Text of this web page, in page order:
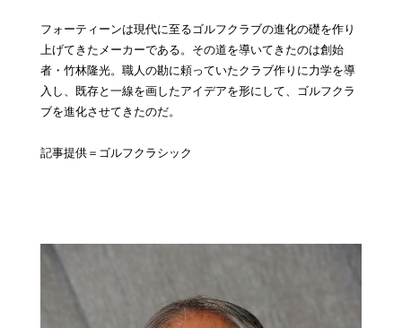
フォーティーンは現代に至るゴルフクラブの進化の礎を作り
上げてきたメーカーである。その道を導いてきたのは創始
者・竹林隆光。職人の勘に頼っていたクラブ作りに力学を導
入し、既存と一線を画したアイデアを形にして、ゴルフクラ
ブを進化させてきたのだ。
記事提供＝ゴルフクラシック